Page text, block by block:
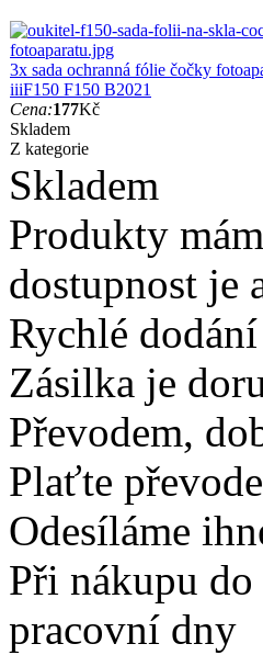
3x sada ochranná fólie čočky
iiiF150 F150 B2021
Cena:177Kč
Skladem
Z kategorie
Skladem
Produkty
dostupnost je
Rychlé dodání
Zásilka je
Převodem,
Plaťte
Odesíláme
Při nákupu
pracovní dny